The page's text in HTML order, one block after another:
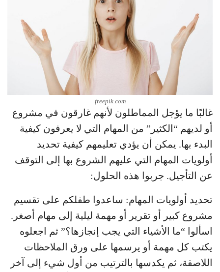
freepik.com
غالبًا ما يؤجل المماطلون لأنهم غارقون في مشروع
أو لديهم “الكثير” من المهام التي لا يعرفون كيفية
البدء بها. يمكن أن يؤدي تعليمهم كيفية تحديد
أولويات المهام التي عليهم الشروع بها إلى التوقف
عن التأجيل. جربوا هذه الحلول:
تحديد أولويات المهام: ساعدوا طفلكم على تقسيم
مشروع كبير أو تقرير أو مهمة ليلية إلى مهام أصغر.
اسألوا “ما الأشياء التي يجب إنجازها؟” ثم اجعلوه
يكتب كل مهمة أو يرسمها على ورق الملاحظات
اللاصقة، ثم يكدسها بالترتيب من أول شيء إلى آخر